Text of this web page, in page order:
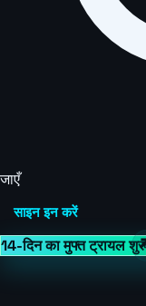
जाएँ
साइन इन करें
14-दिन का मुफ्त ट्रायल